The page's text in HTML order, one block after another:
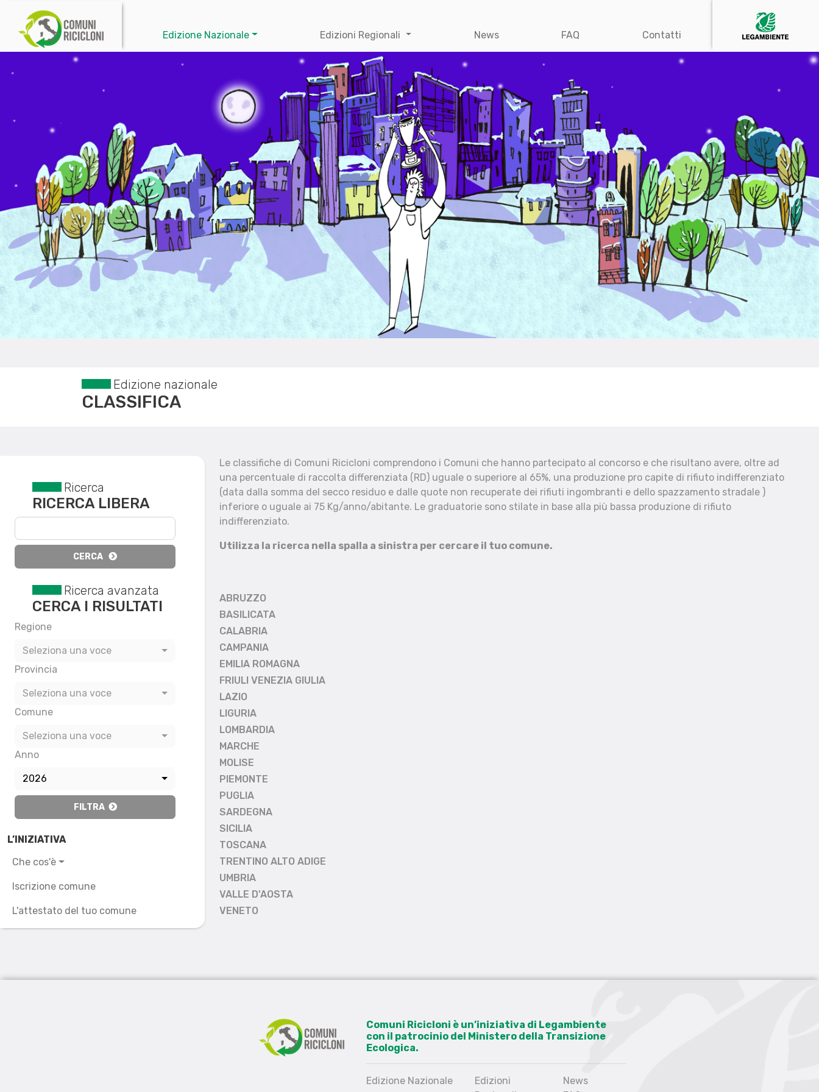
Edizione Nazionale Edizioni Regionali News FAQ Contatti
Edizione nazionale
CLASSIFICA
Reset filtri
Ricerca
RICERCA LIBERA
CERCA
Ricerca avanzata
CERCA I RISULTATI
Regione
Seleziona una voce
Provincia
Seleziona una voce
Comune
Seleziona una voce
Anno
2026
FILTRA
L’INIZIATIVA
Che cos'è
Iscrizione comune
L'attestato del tuo comune
Le classifiche di Comuni Ricicloni comprendono i Comuni che hanno partecipato al concorso e che risultano avere, oltre ad
una percentuale di raccolta differenziata (RD) uguale o superiore al 65%, una produzione pro capite di rifiuto indifferenziato
(data dalla somma del secco residuo e dalle quote non recuperate dei rifiuti ingombranti e dello spazzamento stradale )
inferiore o uguale ai 75 Kg/anno/abitante. Le graduatorie sono stilate in base alla più bassa produzione di rifiuto
indifferenziato.
Utilizza la ricerca nella spalla a sinistra per cercare il tuo comune.
ABRUZZO
BASILICATA
CALABRIA
CAMPANIA
EMILIA ROMAGNA
FRIULI VENEZIA GIULIA
LAZIO
LIGURIA
LOMBARDIA
MARCHE
MOLISE
PIEMONTE
PUGLIA
SARDEGNA
SICILIA
TOSCANA
TRENTINO ALTO ADIGE
UMBRIA
VALLE D'AOSTA
VENETO
Comuni Ricicloni è un’iniziativa di Legambiente
con il patrocinio del Ministero della Transizione
Ecologica.
Edizione Nazionale
Edizioni
News